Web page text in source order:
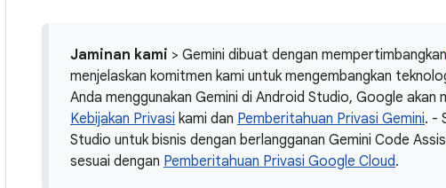
Jaminan kami > Gemini dibuat dengan mempertimbangkan
menjelaskan komitmen kami untuk mengembangkan
Anda menggunakan Gemini di Android Studio, Google akan
Kebijakan Privasi kami dan Pemberitahuan Privasi Gemini. -
Studio untuk bisnis dengan berlangganan Gemini Code
sesuai dengan Pemberitahuan Privasi Google Cloud.